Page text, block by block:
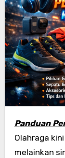
Panduan
Olahraga
melainkan